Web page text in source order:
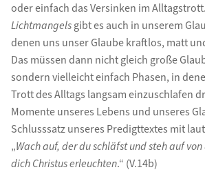
oder einfach das Versinken im
Lichtmangelsgibt es auch in unserem
denen uns unser Glaube kraftlos, matt
Das müssen dann nicht gleich große
sondern vielleicht einfach Phasen, in
Trott des Alltags langsam einzuschlafen
Momente unseres Lebens und unseres
Schlusssatz unseres Predigttextes mit
„Wach auf, der du schläfst und steh auf
dich Christus erleuchten.“ (V.14b)